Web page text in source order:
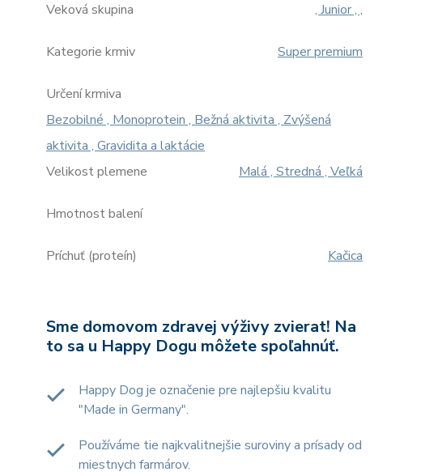
Veková skupina , Junior , ,
Kategorie krmiv Super premium
Určení krmiva
Bezobilné , Monoprotein , Bežná aktivita , Zvýšená
aktivita , Gravidita a laktácie
Velikost plemene
Malá , Stredná , Veľká
Hmotnost balení
Príchuť (proteín) Kačica
Sme domovom zdravej výživy zvierat! Na
to sa u Happy Dogu môžete spoľahnúť.
Happy Dog je označenie pre najlepšiu kvalitu
"Made in Germany".
Používáme tie najkvalitnejšie suroviny a prísady od
miestnych farmárov.